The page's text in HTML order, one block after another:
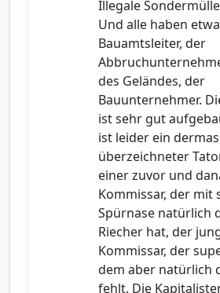
Illegale
Und alle haben
Bauamtsleiter, der
des Geländes, der
Bauunternehmer.
ist sehr gut
ist leider ein
überzeichneter
einer zuvor und
Kommissar, der mit
Spürnase natürlich
Riecher hat, der
Kommissar, der
dem aber natürlich
fehlt. Die